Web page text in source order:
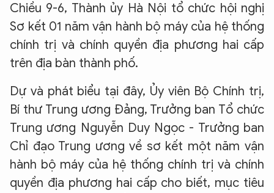
Chiều 9-6, Thành ủy Hà Nội tổ chức hội nghị
Sơ kết 01 năm vận hành bộ máy của hệ thống
chính trị và chính quyền địa phương hai cấp
trên địa bàn thành phố.
Dự và phát biểu tại đây, Ủy viên Bộ Chính trị,
Bí thư Trung ương Đảng, Trưởng ban Tổ chức
Trung ương Nguyễn Duy Ngọc - Trưởng ban
Chỉ đạo Trung ương về sơ kết một năm vận
hành bộ máy của hệ thống chính trị và chính
quyền địa phương hai cấp cho biết, mục tiêu